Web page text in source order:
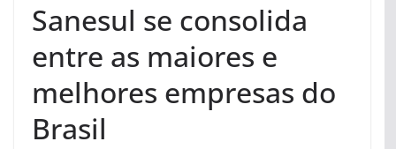
Sanesul se consolida
entre as maiores e
melhores empresas do
Brasil